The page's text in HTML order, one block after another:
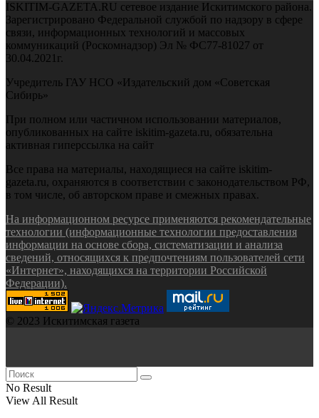
ISKITIM-GAZETA.RU сетевое издание Искитимского района.
Зарегистрировано Федеральной службой по надзору в сфере
связи, информационных технологий и массовых
коммуникаций (Роскомнадзор) Эл № ФС77-81027 от
30.04.2021г.
Учредитель ГАУ НСО «Издательский дом «Советская
Сибирь»
При полном или частичном использовании материалов,
опубликованных на сайте iskitim-gazeta.ru, обязательна
активная гиперссылка на сайт
Все права на материалы, находящиеся на сайте iskitim-
gazeta.ru, охраняются в соответствии с законодательством РФ,
в том числе, об авторском праве и смежных правах.
На информационном ресурсе применяются рекомендательные
технологии (информационные технологии предоставления
информации на основе сбора, систематизации и анализа
сведений, относящихся к предпочтениям пользователей сети
«Интернет», находящихся на территории Российской
Федерации).
© 2023 Искитимская газета
No Result
View All Result